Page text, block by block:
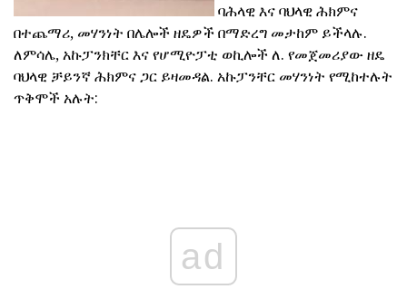
ባሕላዊ እና ባህላዊ ሕክምና
በተጨማሪ, መሃንነት በሌሎች ዘዴዎች በማድረግ መታከም ይችላሉ.
ለምሳሌ, አኩፓንክቸር እና የሆሚዮፓቲ ወኪሎች ለ. የመጀመሪያው ዘዴ
ባህላዊ ቻይንኛ ሕክምና ጋር ይዛመዳል. አኩፓንቸር መሃንነት የሚከተሉት
ጥቅሞች አሉት:
ad